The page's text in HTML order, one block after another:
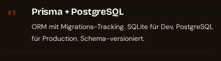
03 Prisma + PostgreSQL
ORM mit Migrations-Tracking. SQLite für Dev, PostgreSQL
für Production. Schema-versioniert.